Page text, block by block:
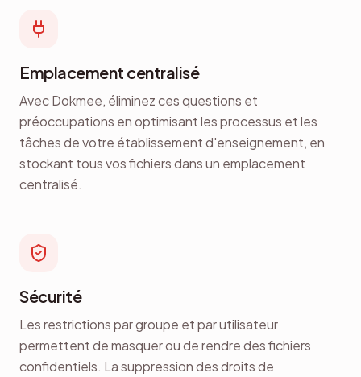
Emplacement centralisé
Avec Dokmee, éliminez ces questions et
préoccupations en optimisant les processus et les
tâches de votre établissement d'enseignement, en
stockant tous vos fichiers dans un emplacement
centralisé.
Sécurité
Les restrictions par groupe et par utilisateur
permettent de masquer ou de rendre des fichiers
confidentiels. La suppression des droits de